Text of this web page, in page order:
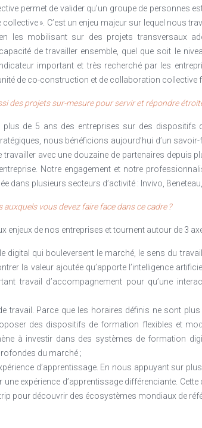
permet de valider qu’un groupe de personnes
collective ». C’est un enjeu majeur sur lequel nous
les mobilisant sur des projets transversaux
de travailler ensemble, quel que soit le
important et très recherché par les
de co-construction et de collaboration collective
des projets sur-mesure pour servir et répondre
de 5 ans des entreprises sur des dispositifs
nous bénéficions aujourd’hui d’un
travailler avec une douzaine de partenaires
Notre engagement et notre
dans plusieurs secteurs d’activité : Invivo,
vous devez faire face dans ce cadre ?
enjeux de nos entreprises et tournent autour de 3
le digital qui bouleversent le marché, le sens du
la valeur ajoutée qu’apporte l’intelligence
travail d’accompagnement pour qu’une
travail. Parce que les horaires définis ne sont
des dispositifs de formation flexibles et
à investir dans des systèmes de formation
du marché ;
d’apprentissage. En nous appuyant sur
expérience d’apprentissage différenciante.
pour découvrir des écosystèmes mondiaux de